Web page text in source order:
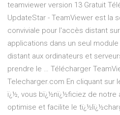
teamviewer version 13 Gratuit
UpdateStar - TeamViewer est la
conviviale pour l'accès distant
applications dans un seul
distant aux ordinateurs et
prendre le … Télécharger
Telecharger.com En cliquant sur
ï¿½, vous bï¿½nï¿½ficiez de notre
optimise et facilite le